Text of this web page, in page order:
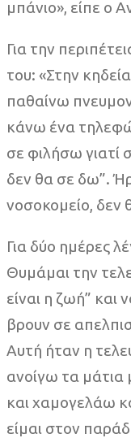
μπάνιο», είπε ο
Για την
του: «Στην
παθαίνω
κάνω ένα
σε φιλήσω γιατί
δεν θα σε δω”.
νοσοκομείο, δεν
Για δύο ημέρες
Θυμάμαι την
είναι η ζωή”
βρουν σε
Αυτή ήταν η
ανοίγω τα
και χαμογελάω
είμαι στον